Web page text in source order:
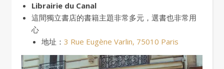
Librairie du Canal
這間獨立書店的書籍主題非常多元，選書也非常用
心
地址： 3 Rue Eugène Varlin, 75010 Paris